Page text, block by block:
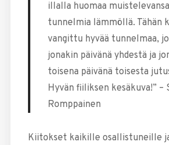
illalla huomaa
tunnelmia lämmöllä. Tähän
vangittu hyvää tunnelmaa,
jonakin päivänä yhdestä ja
toisena päivänä toisesta
Hyvän fiiliksen kesäkuva!” –
Romppainen
Kiitokset kaikille osallistuneille